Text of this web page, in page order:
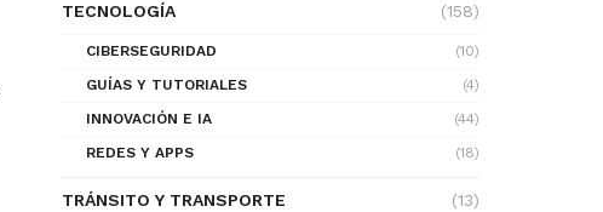
TECNOLOGÍA (158)
CIBERSEGURIDAD
(10)
GUÍAS Y TUTORIALES
(4)
INNOVACIÓN E IA
(44)
REDES Y APPS
(18)
TRÁNSITO Y TRANSPORTE (13)